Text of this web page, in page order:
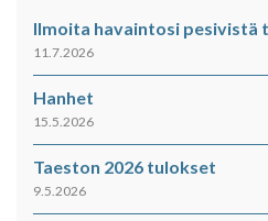
Ilmoita havaintosi pesivistä
11.7.2026
Hanhet
15.5.2026
Taeston 2026 tulokset
9.5.2026